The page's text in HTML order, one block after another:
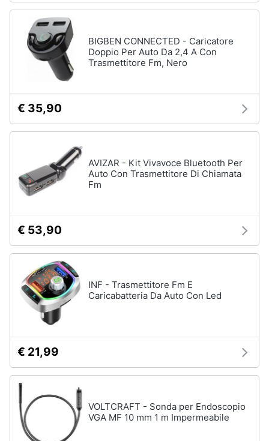
BIGBEN CONNECTED - Caricatore
Doppio Per Auto Da 2,4 A Con
Trasmettitore Fm, Nero
€ 35,90
AVIZAR - Kit Vivavoce Bluetooth Per
Auto Con Trasmettitore Di Chiamata
Fm
€ 53,90
INF - Trasmettitore Fm E
Caricabatteria Da Auto Con Led
€ 21,99
VOLTCRAFT - Sonda per Endoscopio
VGA MF 10 mm 1 m Impermeabile